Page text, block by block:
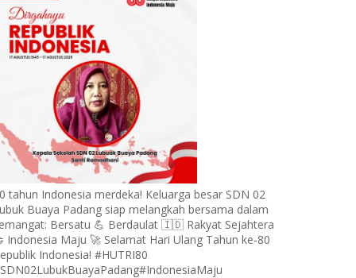
tahun Indonesia merdeka! Keluarga besar SDN 02
Buaya Padang siap melangkah bersama dalam
Bersatu 💪 Berdaulat 🇮🇩 Rakyat Sejahtera
Indonesia Maju 🚀 Selamat Hari Ulang Tahun ke-80
Indonesia! #HUTRI80